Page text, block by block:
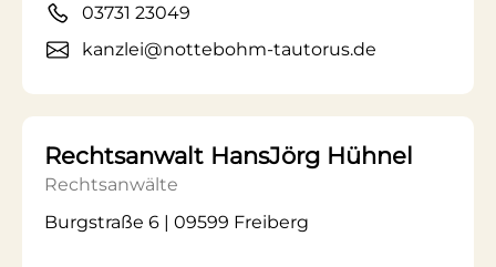
03731 23049
kanzlei@nottebohm-tautorus.de
Rechtsanwalt HansJörg Hühnel
Rechtsanwälte
Burgstraße 6 | 09599 Freiberg